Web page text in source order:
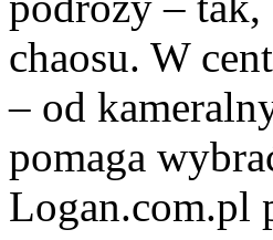
chaosu. W
– od
pomaga